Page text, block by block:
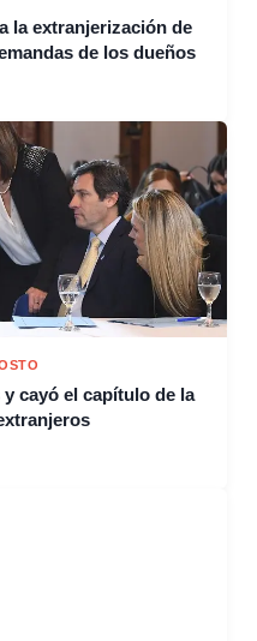
la extranjerización de
de los dueños
cayó el capítulo de la